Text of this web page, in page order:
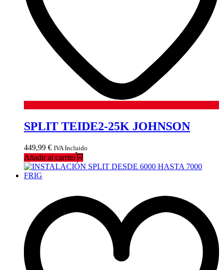
SPLIT TEIDE2-25K JOHNSON
449,99 € IVA Incluido
Añadir al carrito